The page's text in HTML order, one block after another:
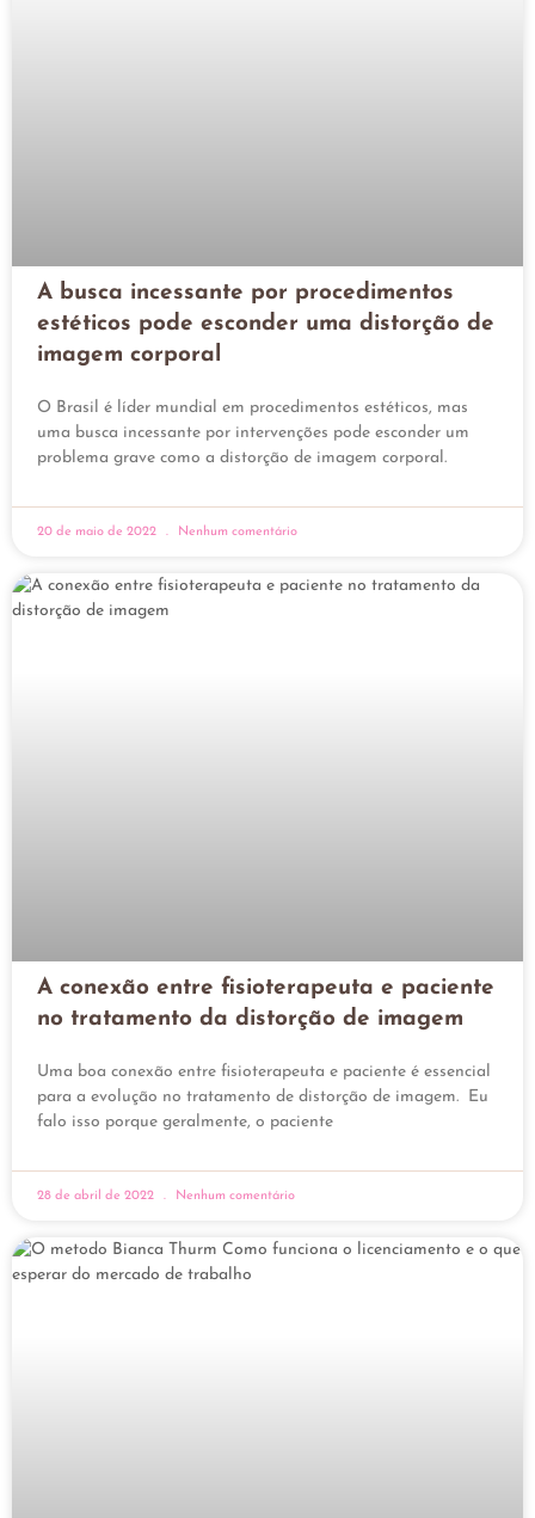
A busca incessante por procedimentos
estéticos pode esconder uma distorção de
imagem corporal
O Brasil é líder mundial em procedimentos estéticos, mas
uma busca incessante por intervenções pode esconder um
problema grave como a distorção de imagem corporal.
20 de maio de 2022 Nenhum comentário
A conexão entre fisioterapeuta e paciente
no tratamento da distorção de imagem
Uma boa conexão entre fisioterapeuta e paciente é essencial
para a evolução no tratamento de distorção de imagem. Eu
falo isso porque geralmente, o paciente
28 de abril de 2022 Nenhum comentário